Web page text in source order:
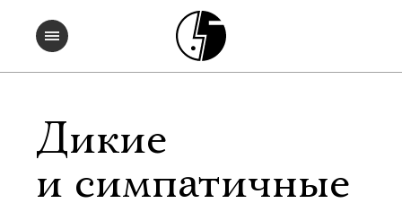
Дикие
и симпатичные